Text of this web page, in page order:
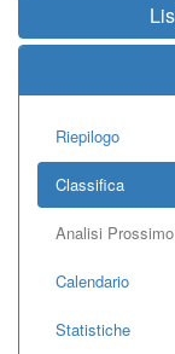
Riepilogo
Classifica
Analisi
Calendario
Statistiche